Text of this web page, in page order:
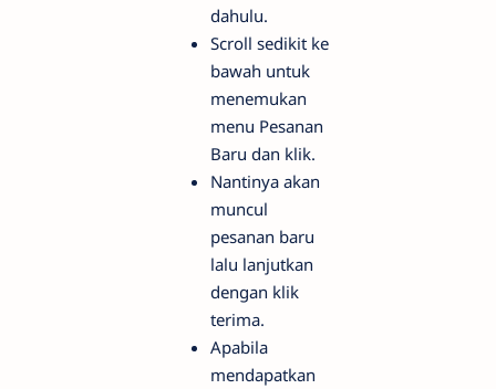
dahulu.
Scroll sedikit ke
bawah untuk
menemukan
menu Pesanan
Baru dan klik.
Nantinya akan
muncul
pesanan baru
lalu lanjutkan
dengan klik
terima.
Apabila
mendapatkan